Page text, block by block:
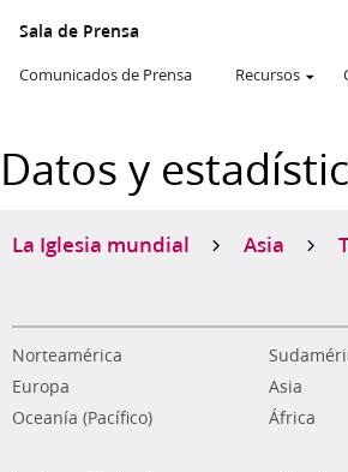
Sala de Prensa
Comunicados de Prensa Recursos
Datos y
La Iglesia mundial Asia
Norteamérica
Europa
Asia
Oceanía (Pacífico)
África